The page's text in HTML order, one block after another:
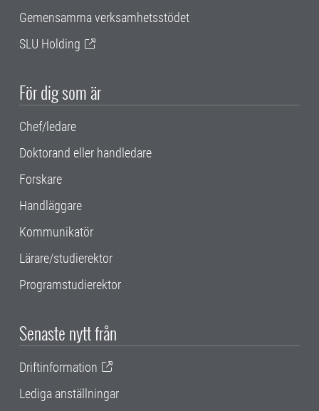
Gemensamma verksamhetsstödet
SLU Holding
För dig som är
Chef/ledare
Doktorand eller handledare
Forskare
Handläggare
Kommunikatör
Lärare/studierektor
Programstudierektor
Senaste nytt från
Driftinformation
Lediga anställningar